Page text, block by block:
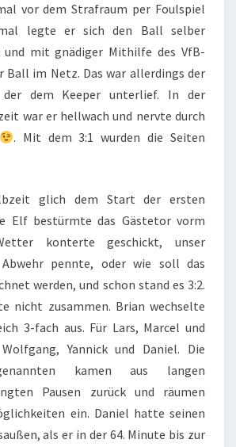
vor dem Strafraum per Foulspiel
legte er sich den Ball selber
und mit gnädiger Mithilfe des VfB-
Ball im Netz. Das war allerdings der
der dem Keeper unterlief. In der
war er hellwach und nervte durch
. Mit dem 3:1 wurden die Seiten
glich dem Start der ersten
Elf bestürmte das Gästetor vorm
konterte geschickt, unser
pennte, oder wie soll das
werden, und schon stand es 3:2.
nicht zusammen. Brian wechselte
3-fach aus. Für Lars, Marcel und
Yannick und Daniel. Die
kamen aus langen
Pausen zurück und räumen
ein. Daniel hatte seinen
als er in der 64. Minute bis zur